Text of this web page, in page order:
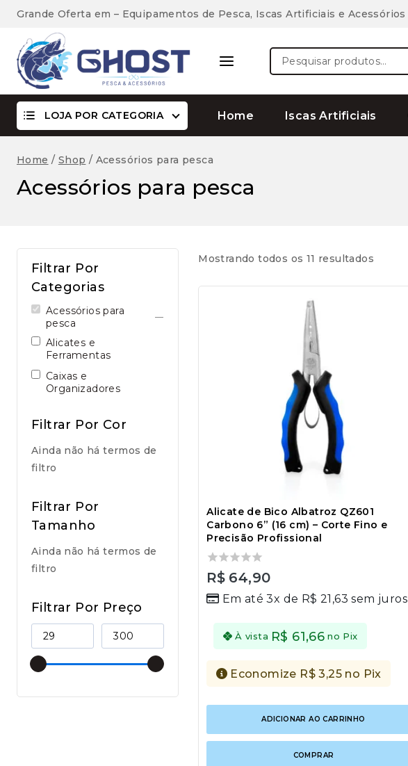
Grande Oferta em – Equipamentos de Pesca, Iscas Artificiais e Acessórios
Pesquisar
por:
LOJA POR CATEGORIA Home Iscas Artificiais
Home / Shop / Acessórios para pesca
Acessórios para pesca
Mostrando todos os 11 resultados
Alicate de Bico Albatroz QZ601
Carbono 6” (16 cm) – Corte Fino e
Precisão Profissional
0
of
R$ 64,90
Em até 3x de R$21,63 sem juros
À vista R$ 61,66 no Pix
Economize R$3,25 no Pix
ADICIONAR AO CARRINHO
COMPRAR
Filtrar Por
Categorias
Acessórios para
pesca
Alicates e
Ferramentas
Caixas e
Organizadores
Filtrar Por Cor
Ainda não há termos de
filtro
Filtrar Por
Tamanho
Ainda não há termos de
filtro
Filtrar Por Preço